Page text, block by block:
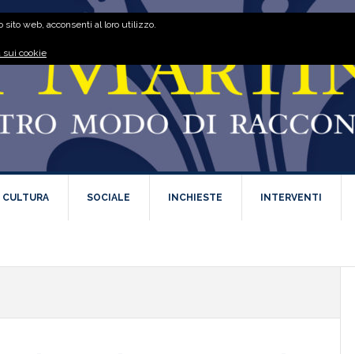
CULTURA SOCIALE INCHIESTE INTERVENTI
web, acconsenti al loro utilizzo.
sui cookie